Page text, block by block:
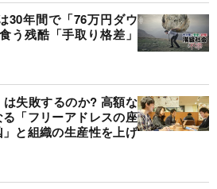
30年間で「76万円ダウ
う残酷「手取り格差」
失敗するのか? 高額な
「フリーアドレスの座
と組織の生産性を上げ